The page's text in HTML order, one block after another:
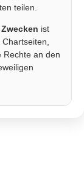
teilen.
ist
Rechte an den